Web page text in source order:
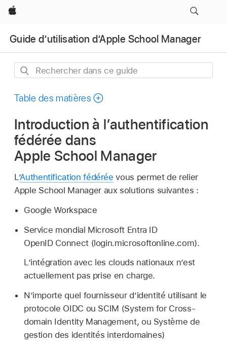
Apple
Guide d’utilisation d’Apple School Manager
Rechercher
ce
Table des matières
Introduction à l’authentification
fédérée dans
Apple School Manager
L’Authentification fédérée vous permet de relier
Apple School Manager aux solutions suivantes :
Google Workspace
Service mondial Microsoft Entra ID
OpenID Connect (login.microsoftonline.com).
L’intégration avec les clouds nationaux n’est
actuellement pas prise en charge.
N’importe quel fournisseur d’identité utilisant le
protocole OIDC ou SCIM (System for Cross-
domain Identity Management, ou Système de
gestion des identités interdomaines)